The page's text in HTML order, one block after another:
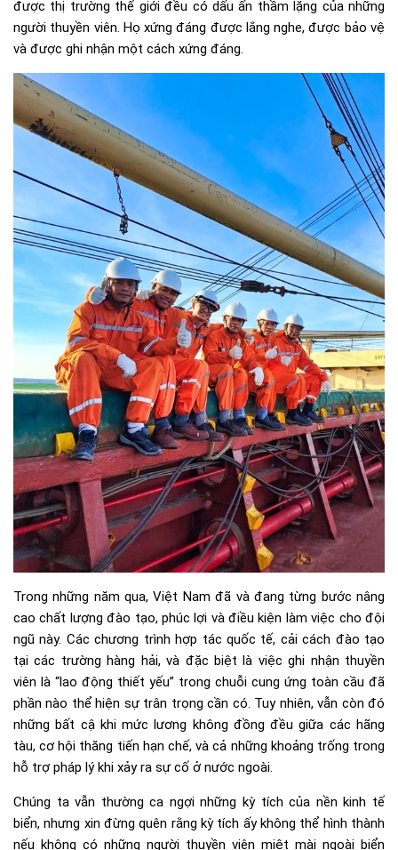
được thị trường thế giới đều có dấu ấn thầm lặng của những
người thuyền viên. Họ xứng đáng được lắng nghe, được bảo vệ
và được ghi nhận một cách xứng đáng.
Trong những năm qua, Việt Nam đã và đang từng bước nâng
cao chất lượng đào tạo, phúc lợi và điều kiện làm việc cho đội
ngũ này. Các chương trình hợp tác quốc tế, cải cách đào tạo
tại các trường hàng hải, và đặc biệt là việc ghi nhận thuyền
viên là “lao động thiết yếu” trong chuỗi cung ứng toàn cầu đã
phần nào thể hiện sự trân trọng cần có. Tuy nhiên, vẫn còn đó
những bất cậ khi mức lương không đồng đều giữa các hãng
tàu, cơ hội thăng tiến hạn chế, và cả những khoảng trống trong
hỗ trợ pháp lý khi xảy ra sự cố ở nước ngoài.
Chúng ta vẫn thường ca ngợi những kỳ tích của nền kinh tế
biển, nhưng xin đừng quên rằng kỳ tích ấy không thể hình thành
nếu không có những người thuyền viên miệt mài ngoài biển